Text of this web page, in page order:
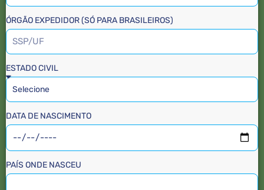
ÓRGÃO EXPEDIDOR (SÓ PARA BRASILEIROS)
ESTADO CIVIL
DATA DE NASCIMENTO
PAÍS ONDE NASCEU